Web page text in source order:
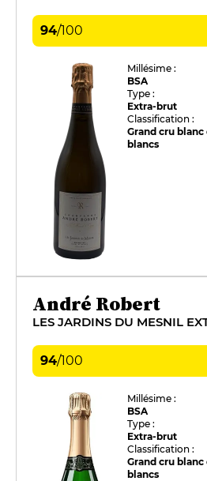
94/100
Millésime :
BSA
Type :
Extra-brut
Classification :
Grand cru blanc
blancs
André Robert
94/100
Millésime :
BSA
Type :
Extra-brut
Classification :
Grand cru blanc
blancs